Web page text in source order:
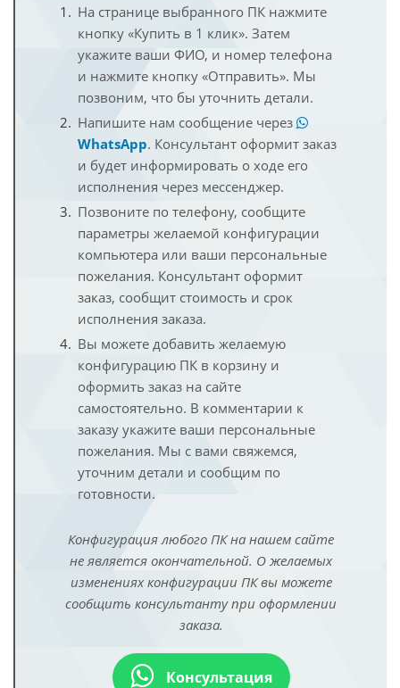
На странице выбранного ПК нажмите
кнопку «Купить в 1 клик». Затем
укажите ваши ФИО, и номер телефона
и нажмите кнопку «Отправить». Мы
позвоним, что бы уточнить детали.
Напишите нам сообщение через
WhatsApp. Консультант оформит заказ
и будет информировать о ходе его
исполнения через мессенджер.
Позвоните по телефону, сообщите
параметры желаемой конфигурации
компьютера или ваши персональные
пожелания. Консультант оформит
заказ, сообщит стоимость и срок
исполнения заказа.
Вы можете добавить желаемую
конфигурацию ПК в корзину и
оформить заказ на сайте
самостоятельно. В комментарии к
заказу укажите ваши персональные
пожелания. Мы с вами свяжемся,
уточним детали и сообщим по
готовности.
Конфигурация любого ПК на нашем сайте
не является окончательной. О желаемых
изменениях конфигурации ПК вы можете
сообщить консультанту при оформлении
заказа.
Консультация